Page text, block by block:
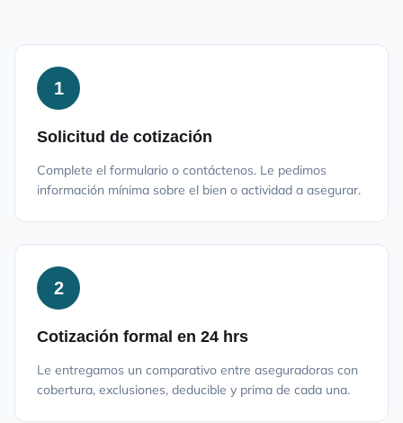
1
Solicitud de cotización
Complete el formulario o contáctenos. Le pedimos
información mínima sobre el bien o actividad a asegurar.
2
Cotización formal en 24 hrs
Le entregamos un comparativo entre aseguradoras con
cobertura, exclusiones, deducible y prima de cada una.